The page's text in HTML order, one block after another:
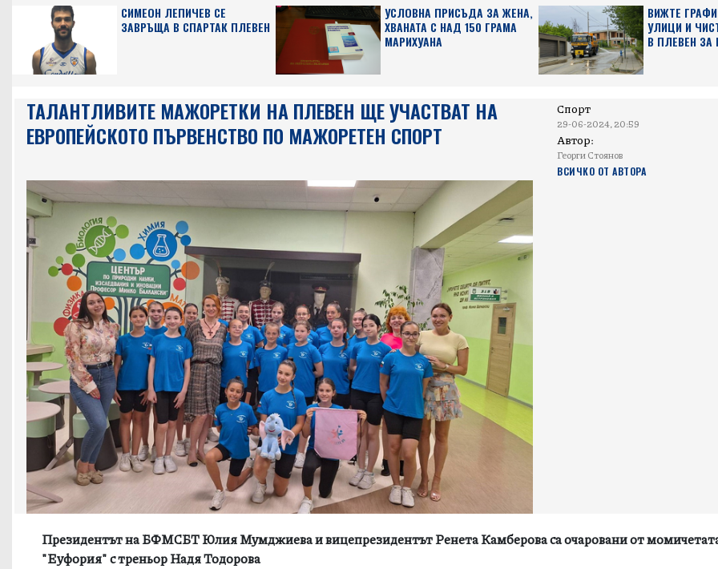
СИМЕОН ЛЕПИЧЕВ СЕ
ЗАВРЪЩА В СПАРТАК ПЛЕВЕН
УСЛОВНА ПРИСЪДА ЗА ЖЕНА,
ХВАНАТА С НАД 150 ГРАМА
МАРИХУАНА
ВИЖТЕ
УЛИЦИ И
В ПЛЕВЕН ЗА
ТАЛАНТЛИВИТЕ МАЖОРЕТКИ НА ПЛЕВЕН ЩЕ УЧАСТВАТ НА
ЕВРОПЕЙСКОТО ПЪРВЕНСТВО ПО МАЖОРЕТЕН СПОРТ
Спорт
29-06-2024, 20:59
Автор:
Георги Стоянов
ВСИЧКО ОТ АВТОРА
Президентът на БФМСБТ Юлия Мумджиева и вицепрезидентът Ренета Камберова са очаровани от
"Еуфория" с треньор Надя Тодорова